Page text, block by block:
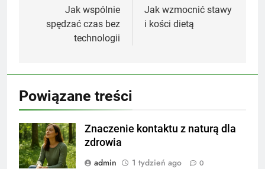
wpisuJak wspólnie
spędzać czas bez
technologii
Jak wzmocnić stawy
i kości dietą
Powiązane treści
Znaczenie kontaktu z naturą dla
zdrowia
admin
1 tydzień ago 0